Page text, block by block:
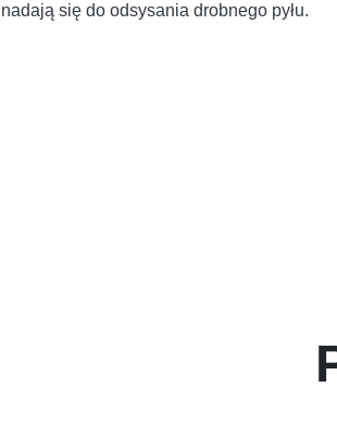
nadają się do odsysania drobnego pyłu.